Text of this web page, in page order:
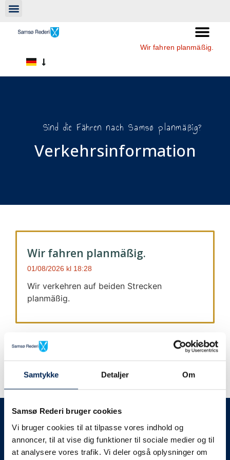
Samtykke Detaljer Om
Samsø Rederi bruger cookies
Vi bruger cookies til at tilpasse vores indhold og
annoncer, til at vise dig funktioner til sociale medier og til
at analysere vores trafik. Vi deler også oplysninger om
Wir fahren planmäßig.
Sind die Fähren nach Samsø planmäßig?
Verkehrsinformation​
Wir fahren planmäßig.
01/08/2026 18:28
Wir verkehren auf beiden Strecken
planmäßig.
Wir geben immer Bescheid
Wir werden Sie